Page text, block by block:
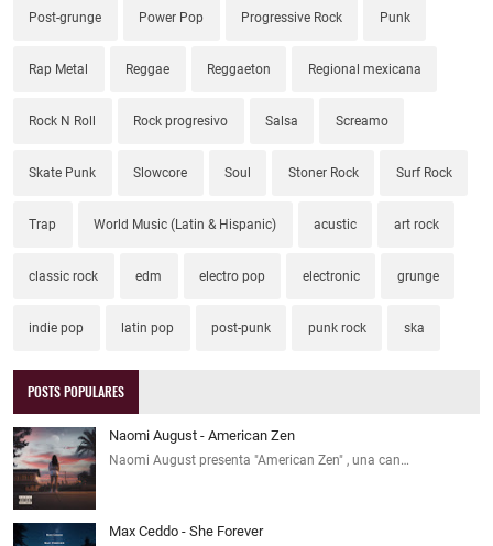
Post-grunge Power Pop Progressive Rock Punk
Rap Metal Reggae Reggaeton Regional mexicana
Rock N Roll Rock progresivo Salsa Screamo
Skate Punk Slowcore Soul Stoner Rock Surf Rock
Trap World Music (Latin & Hispanic) acustic art rock
classic rock edm electro pop electronic grunge
indie pop latin pop post-punk punk rock ska
POSTS POPULARES
Naomi August - American Zen
Naomi August presenta "American Zen" , una can…
Max Ceddo - She Forever